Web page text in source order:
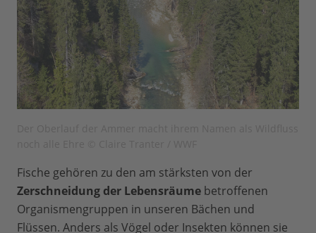
Fische gehören zu den am stärksten von der
Zerschneidung der Lebensräume betroffenen
Organismengruppen in unseren Bächen und
Flüssen. Anders als Vögel oder Insekten können sie